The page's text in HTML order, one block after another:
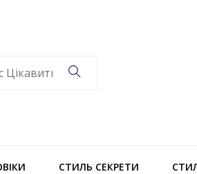
СТИЛЬ СЕКРЕТИ